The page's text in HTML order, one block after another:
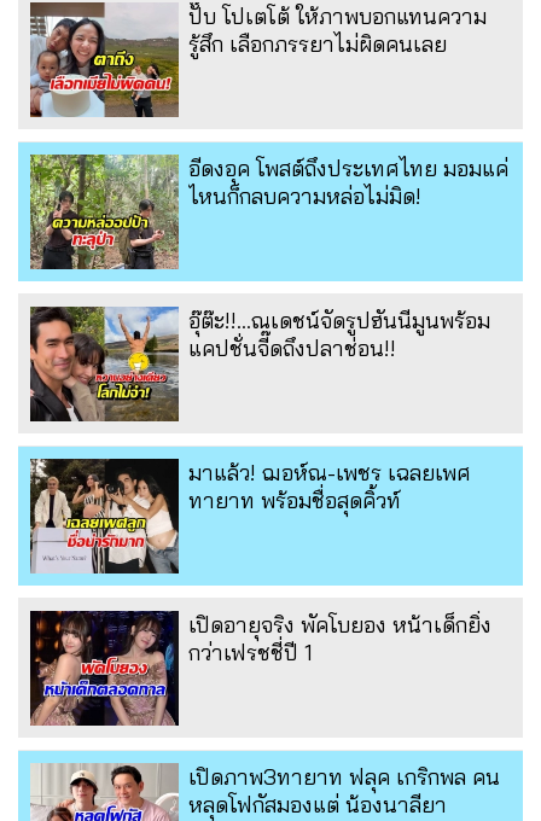
ปั๊บ โปเตโต้ ให้ภาพบอกแทนความ
รู้สึก เลือกภรรยาไม่ผิดคนเลย
อีดงอุค โพสต์ถึงประเทศไทย มอมแค่
ไหนก็กลบความหล่อไม่มิด!
อุ๊ต๊ะ!!...ณเดชน์จัดรูปฮันนีมูนพร้อม
แคปชั่นจี๊ดถึงปลาช่อน!!
มาแล้ว! ฌอห์ณ-เพชร เฉลยเพศ
ทายาท พร้อมชื่อสุดคิ้วท์
เปิดอายุจริง พัคโบยอง หน้าเด็กยิ่ง
กว่าเฟรชชี่ปี 1
เปิดภาพ3ทายาท ฟลุค เกริกพล คน
หลุดโฟกัสมองแต่ น้องนาลียา